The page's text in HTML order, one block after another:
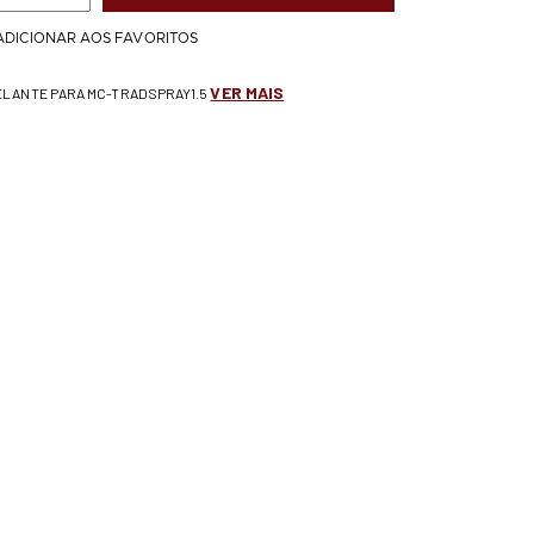
AOS FAVORITOS
PARA MC-TRADSPRAY1.5VER MAIS